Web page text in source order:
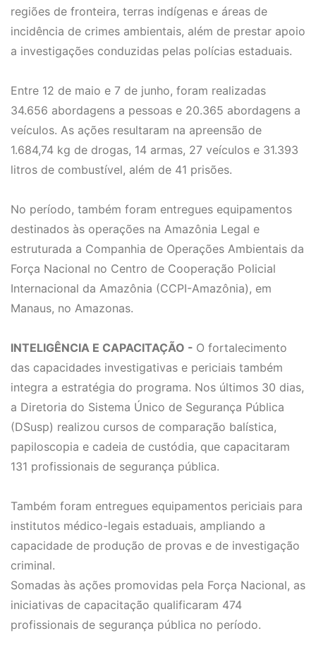
regiões de fronteira, terras indígenas e áreas de
incidência de crimes ambientais, além de prestar apoio
a investigações conduzidas pelas polícias estaduais.
Entre 12 de maio e 7 de junho, foram realizadas
34.656 abordagens a pessoas e 20.365 abordagens a
veículos. As ações resultaram na apreensão de
1.684,74 kg de drogas, 14 armas, 27 veículos e 31.393
litros de combustível, além de 41 prisões.
No período, também foram entregues equipamentos
destinados às operações na Amazônia Legal e
estruturada a Companhia de Operações Ambientais da
Força Nacional no Centro de Cooperação Policial
Internacional da Amazônia (CCPI-Amazônia), em
Manaus, no Amazonas.
INTELIGÊNCIA E CAPACITAÇÃO - O fortalecimento
das capacidades investigativas e periciais também
integra a estratégia do programa. Nos últimos 30 dias,
a Diretoria do Sistema Único de Segurança Pública
(DSusp) realizou cursos de comparação balística,
papiloscopia e cadeia de custódia, que capacitaram
131 profissionais de segurança pública.
Também foram entregues equipamentos periciais para
institutos médico-legais estaduais, ampliando a
capacidade de produção de provas e de investigação
criminal.
Somadas às ações promovidas pela Força Nacional, as
iniciativas de capacitação qualificaram 474
profissionais de segurança pública no período.